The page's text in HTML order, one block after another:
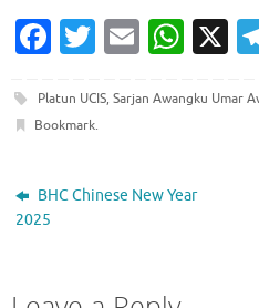
Fa
e
b
o
o
T
it
te
E
ai
W
at
p
X
Platun UCIS, Sarjan Awangku Umar
Bookmark.
BHC Chinese New Year
2025